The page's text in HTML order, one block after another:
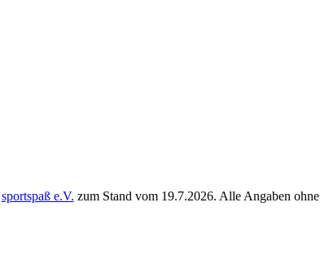
sportspaß e.V. zum Stand vom 19.7.2026. Alle Angaben ohne